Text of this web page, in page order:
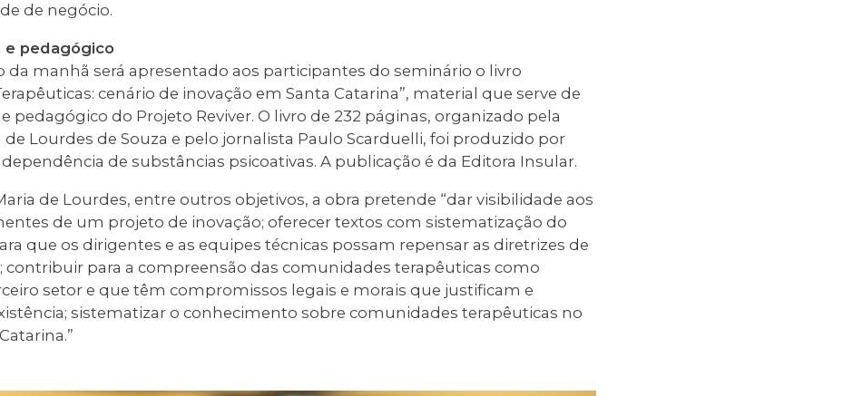
de negócio.
e pedagógico
da manhã será apresentado aos participantes do seminário o livro
cenário de inovação em Santa Catarina”, material que serve de
pedagógico do Projeto Reviver. O livro de 232 páginas, organizado pela
Lourdes de Souza e pelo jornalista Paulo Scarduelli, foi produzido por
de substâncias psicoativas. A publicação é da Editora Insular.
de Lourdes, entre outros objetivos, a obra pretende “dar visibilidade aos
de um projeto de inovação; oferecer textos com sistematização do
que os dirigentes e as equipes técnicas possam repensar as diretrizes de
contribuir para a compreensão das comunidades terapêuticas como
setor e que têm compromissos legais e morais que justificam e
sistematizar o conhecimento sobre comunidades terapêuticas no